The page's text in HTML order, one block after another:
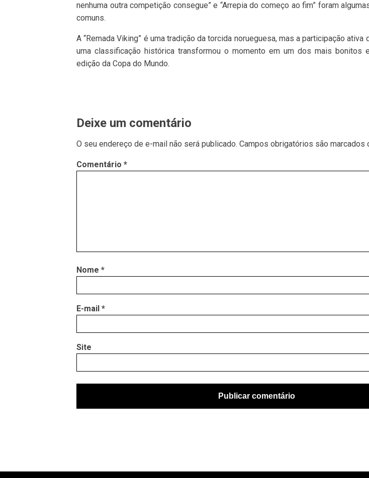
nenhuma outra competição consegue” e “Arrepia do começo ao fim” foram
comuns.
A “Remada Viking” é uma tradição da torcida norueguesa, mas a participação
uma classificação histórica transformou o momento em um dos mais bonitos
edição da Copa do Mundo.
Deixe um comentário
O seu endereço de e-mail não será publicado. Campos obrigatórios são marcados
Comentário *
Nome *
E-mail *
Site